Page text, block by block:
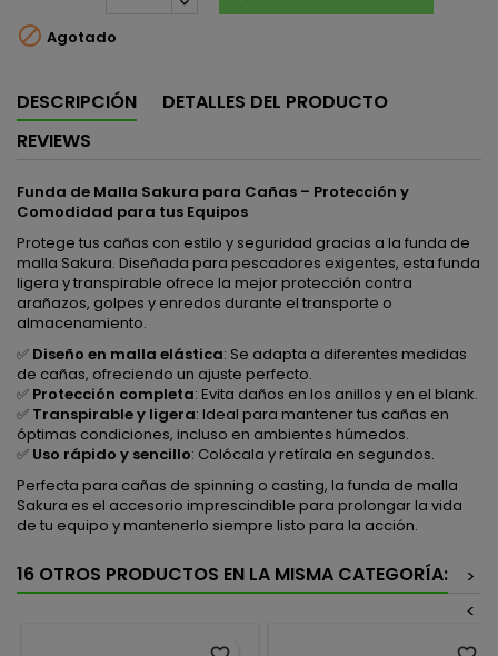
 Agotado
DESCRIPCIÓN
DETALLES DEL PRODUCTO
REVIEWS
Funda de Malla Sakura para Cañas – Protección y
Comodidad para tus Equipos
Protege tus cañas con estilo y seguridad gracias a la funda de
malla Sakura. Diseñada para pescadores exigentes, esta funda
ligera y transpirable ofrece la mejor protección contra
arañazos, golpes y enredos durante el transporte o
almacenamiento.
✅ Diseño en malla elástica: Se adapta a diferentes medidas
de cañas, ofreciendo un ajuste perfecto.
✅ Protección completa: Evita daños en los anillos y en el blank.
✅ Transpirable y ligera: Ideal para mantener tus cañas en
óptimas condiciones, incluso en ambientes húmedos.
✅ Uso rápido y sencillo: Colócala y retírala en segundos.
Perfecta para cañas de spinning o casting, la funda de malla
Sakura es el accesorio imprescindible para prolongar la vida
de tu equipo y mantenerlo siempre listo para la acción.
16 OTROS PRODUCTOS EN LA MISMA CATEGORÍA:
>
<